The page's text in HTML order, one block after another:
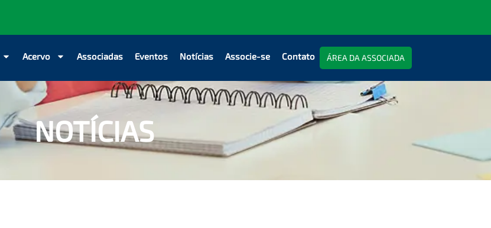
Acervo Associadas Eventos Notícias Associe-se Contato ÁREA DA ASSOCIADA
NOTÍCIAS